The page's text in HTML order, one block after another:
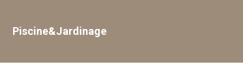
Piscine&Jardinage